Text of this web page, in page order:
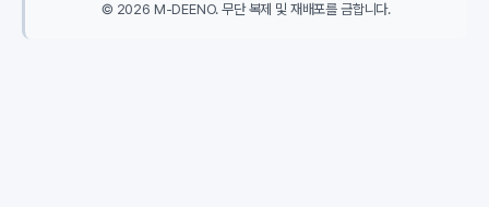
© 2026 M-DEENO. 무단 복제 및 재배포를 금합니다.